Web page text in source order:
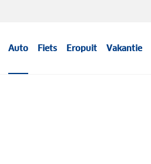
Auto Fiets Eropuit Vakantie